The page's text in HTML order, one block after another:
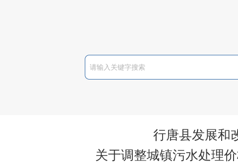
行唐县发展和
关于调整城镇污水处理